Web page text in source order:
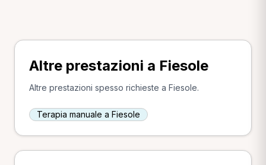
Altre prestazioni a Fiesole
Altre prestazioni spesso richieste a Fiesole.
Terapia manuale a Fiesole